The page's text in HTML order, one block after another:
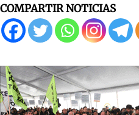
COMPARTIR NOTICIAS